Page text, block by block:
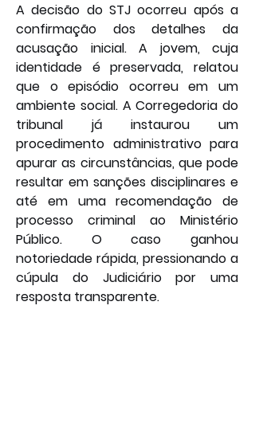
A decisão do STJ ocorreu após a
confirmação dos detalhes da
acusação inicial. A jovem, cuja
identidade é preservada, relatou
que o episódio ocorreu em um
ambiente social. A Corregedoria do
tribunal já instaurou um
procedimento administrativo para
apurar as circunstâncias, que pode
resultar em sanções disciplinares e
até em uma recomendação de
processo criminal ao Ministério
Público. O caso ganhou
notoriedade rápida, pressionando a
cúpula do Judiciário por uma
resposta transparente.